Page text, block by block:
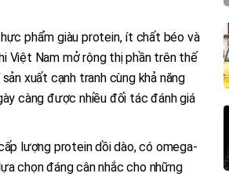
phẩm giàu protein, ít chất béo và
Việt Nam mở rộng thị phần trên thế
xuất cạnh tranh cùng khả năng
càng được nhiều đối tác đánh giá
lượng protein dồi dào, có omega-
chọn đáng cân nhắc cho những